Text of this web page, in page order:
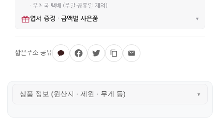
· 우체국 택배 (주말·공휴일 제외)
엽서 증정 · 금액별 사은품 ▾
상품 정보 (원산지 · 제원 · 무게 등) ▾